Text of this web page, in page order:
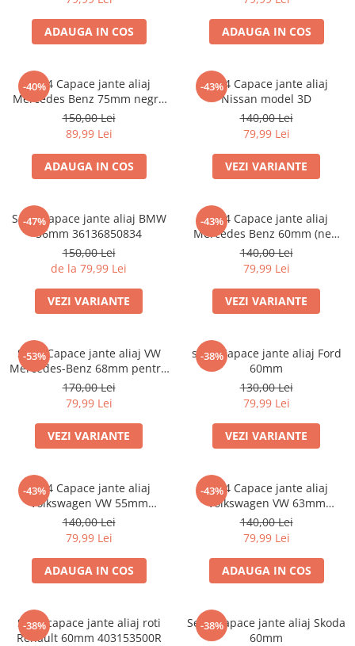
ADAUGA IN COS ADAUGA IN COS
-40%
set 4 Capace jante aliaj
Mercedes Benz 75mm negru
lucios complet (inel prindere)
150,00 Lei
89,99 Lei
ADAUGA IN COS
-43%
set 4 Capace jante aliaj
Nissan model 3D
140,00 Lei
79,99 Lei
VEZI VARIANTE
-47%
Set 4 Capace jante aliaj BMW
56mm 36136850834
150,00 Lei
de la 79,99 Lei
VEZI VARIANTE
-43%
Set 4 Capace jante aliaj
Mercedes Benz 60mm (new
black) / (silver)
140,00 Lei
79,99 Lei
VEZI VARIANTE
-53%
Set 4 Capace jante aliaj VW
Mercedes-Benz 68mm pentru
jante originale BMW
170,00 Lei
79,99 Lei
VEZI VARIANTE
-38%
set 4 Capace jante aliaj Ford
60mm
130,00 Lei
79,99 Lei
VEZI VARIANTE
-43%
Set 4 Capace jante aliaj
Volkswagen VW 55mm
6N0601171
140,00 Lei
79,99 Lei
ADAUGA IN COS
-43%
Set 4 Capace jante aliaj
Volkswagen VW 63mm
7M7601165 7D0601165
140,00 Lei
79,99 Lei
ADAUGA IN COS
-38%
Set 4 capace jante aliaj roti
Renault 60mm 403153500R
-38%
Set 4 Capace jante aliaj Skoda
60mm